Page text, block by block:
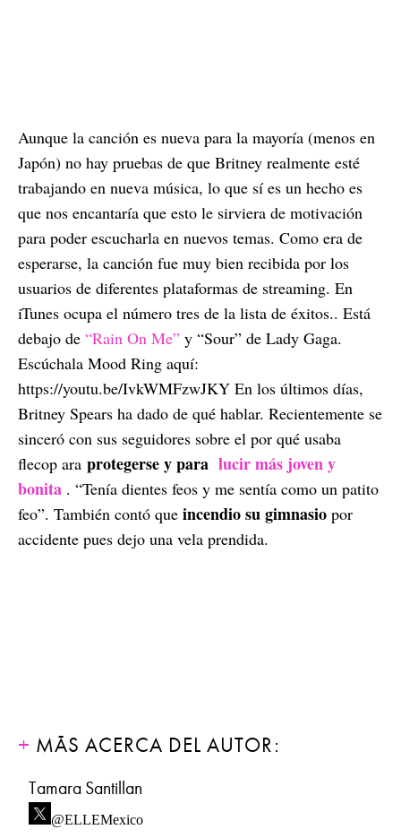
Aunque la canción es nueva para la mayoría (menos en
Japón) no hay pruebas de que Britney realmente esté
trabajando en nueva música, lo que sí es un hecho es
que nos encantaría que esto le sirviera de motivación
para poder escucharla en nuevos temas. Como era de
esperarse, la canción fue muy bien recibida por los
usuarios de diferentes plataformas de streaming. En
iTunes ocupa el número tres de la lista de éxitos.. Está
debajo de “Rain On Me” y “Sour” de Lady Gaga.
Escúchala Mood Ring aquí:
https://youtu.be/IvkWMFzwJKY En los últimos días,
Britney Spears ha dado de qué hablar. Recientemente se
sinceró con sus seguidores sobre el por qué usaba
flecop ara protegerse y para lucir más joven y
bonita . “Tenía dientes feos y me sentía como un patito
feo”. También contó que incendio su gimnasio por
accidente pues dejo una vela prendida.
MÁS ACERCA DEL AUTOR:
Tamara Santillan
@ELLEMexico